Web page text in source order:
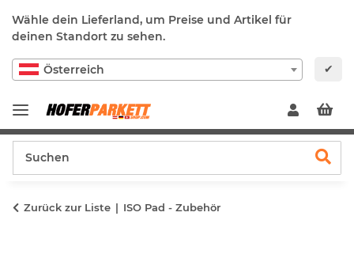
Wähle dein Lieferland, um Preise und Artikel für
deinen Standort zu sehen.
Österreich ✔
Zurück zur Liste ISO Pad - Zubehör